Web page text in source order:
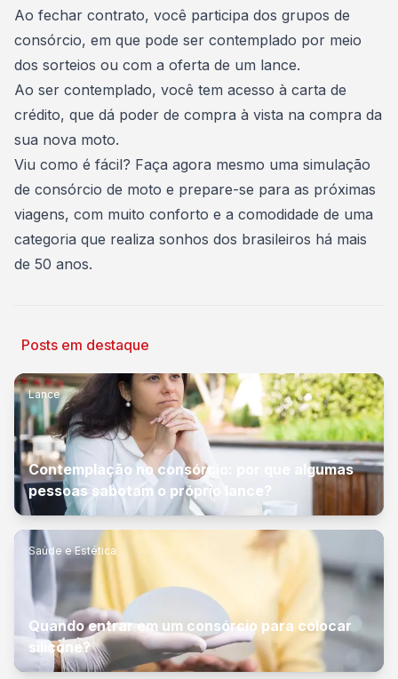
Ao fechar contrato, você participa dos grupos de
consórcio, em que pode ser contemplado por meio
dos sorteios ou com a oferta de um lance.
Ao ser contemplado, você tem acesso à carta de
crédito, que dá poder de compra à vista na compra da
sua nova moto.
Viu como é fácil? Faça agora mesmo uma simulação
de consórcio de moto e prepare-se para as próximas
viagens, com muito conforto e a comodidade de uma
categoria que realiza sonhos dos brasileiros há mais
de 50 anos.
Posts em destaque
Lance
Contemplação no consórcio: por que algumas
pessoas sabotam o próprio lance?
Saúde e Estética
Quando entrar em um consórcio para colocar
silicone?